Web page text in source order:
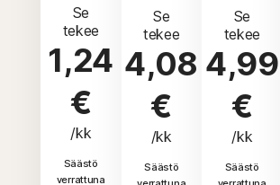
Se
tekee
1,24
€
/kk
Säästö
verrattuna
Se
tekee
4,08
€
/kk
Säästö
Se
tekee
4,99
€
/kk
Säästö